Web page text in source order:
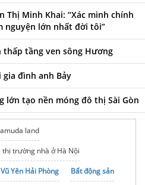
Thị Minh Khai: “Xác minh chính
nguyện lớn nhất đời tôi”
thấp tầng ven sông Hương
gia đình anh Bảy
lớn tạo nền móng đô thị Sài Gòn
land
thị trường nhà ở Hà Nội
Yên Hải Phòng
Bất động sản